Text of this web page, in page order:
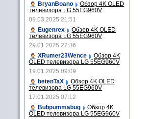
BryanBoano
Обзор 4K OLED
телевизора LG 55EG960V
09.03.2025 21:51
Eugenrex
Обзор 4K OLED
телевизора LG 55EG960V
29.01.2025 22:36
XRumer23Wence
Обзор 4K
OLED телевизора LG 55EG960V
19.01.2025 09:09
betenTaX
Обзор 4K OLED
телевизора LG 55EG960V
17.01.2025 07:12
Bubpummabug
Обзор 4K
OLED телевизора LG 55EG960V